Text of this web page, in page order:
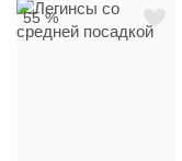
55 %